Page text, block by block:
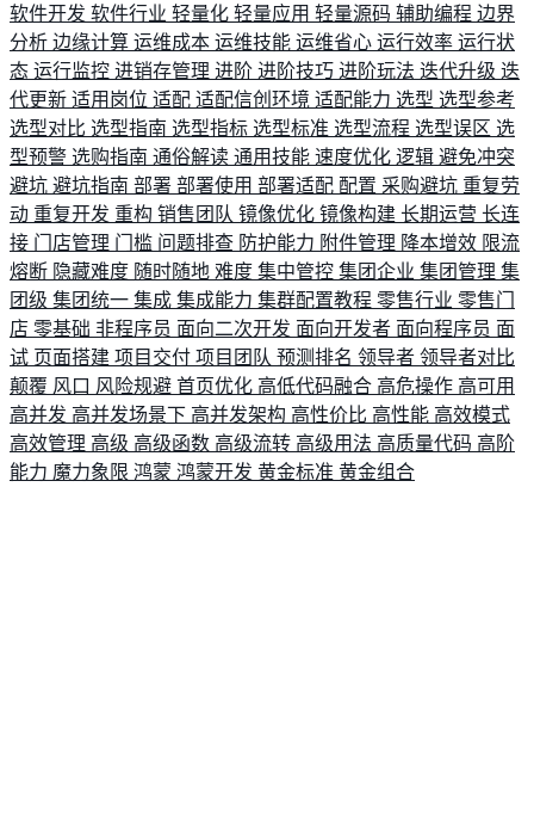
软件开发 软件行业 轻量化 轻量应用 轻量源码 辅助编程 边界
分析 边缘计算 运维成本 运维技能 运维省心 运行效率 运行状
态 运行监控 进销存管理 进阶 进阶技巧 进阶玩法 迭代升级 迭
代更新 适用岗位 适配 适配信创环境 适配能力 选型 选型参考
选型对比 选型指南 选型指标 选型标准 选型流程 选型误区 选
型预警 选购指南 通俗解读 通用技能 速度优化 逻辑 避免冲突
避坑 避坑指南 部署 部署使用 部署适配 配置 采购避坑 重复劳
动 重复开发 重构 销售团队 镜像优化 镜像构建 长期运营 长连
接 门店管理 门槛 问题排查 防护能力 附件管理 降本增效 限流
熔断 隐藏难度 随时随地 难度 集中管控 集团企业 集团管理 集
团级 集团统一 集成 集成能力 集群配置教程 零售行业 零售门
店 零基础 非程序员 面向二次开发 面向开发者 面向程序员 面
试 页面搭建 项目交付 项目团队 预测排名 领导者 领导者对比
颠覆 风口 风险规避 首页优化 高低代码融合 高危操作 高可用
高并发 高并发场景下 高并发架构 高性价比 高性能 高效模式
高效管理 高级 高级函数 高级流转 高级用法 高质量代码 高阶
能力 魔力象限 鸿蒙 鸿蒙开发 黄金标准 黄金组合